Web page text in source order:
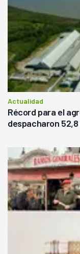
Actualidad
Récord para el
despacharon